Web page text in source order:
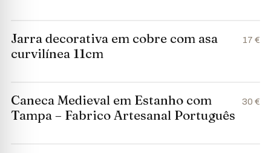
Jarra decorativa em cobre com asa
curvilínea 11cm
17 €
Caneca Medieval em Estanho com
Tampa – Fabrico Artesanal Português
30 €